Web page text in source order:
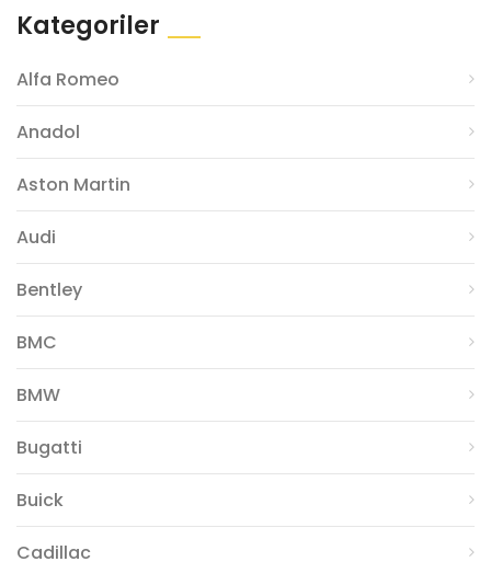
Kategoriler
Alfa Romeo
Anadol
Aston Martin
Audi
Bentley
BMC
BMW
Bugatti
Buick
Cadillac